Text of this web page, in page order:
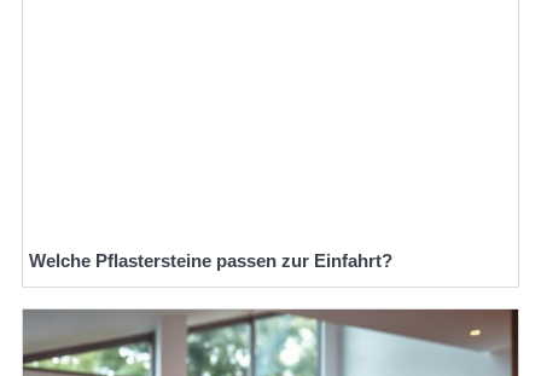
Welche Pflastersteine passen zur Einfahrt?